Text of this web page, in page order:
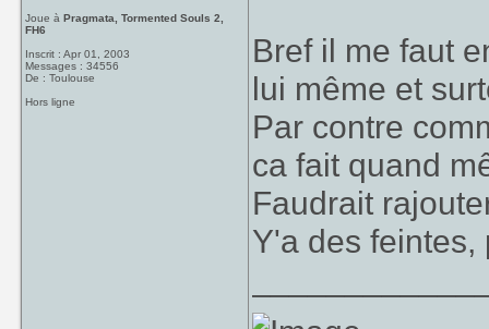
Joue àPragmata, Tormented Souls 2,
FH6
Inscrit : Apr 01, 2003
Messages : 34556
De : Toulouse
Hors ligne
Bref il me faut
lui même et
Par contre
ca fait quand
Faudrait
Y'a des